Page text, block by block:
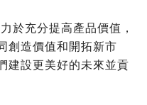
於充分提高產品價值，
創造價值和開拓新市
建設更美好的未來並貢